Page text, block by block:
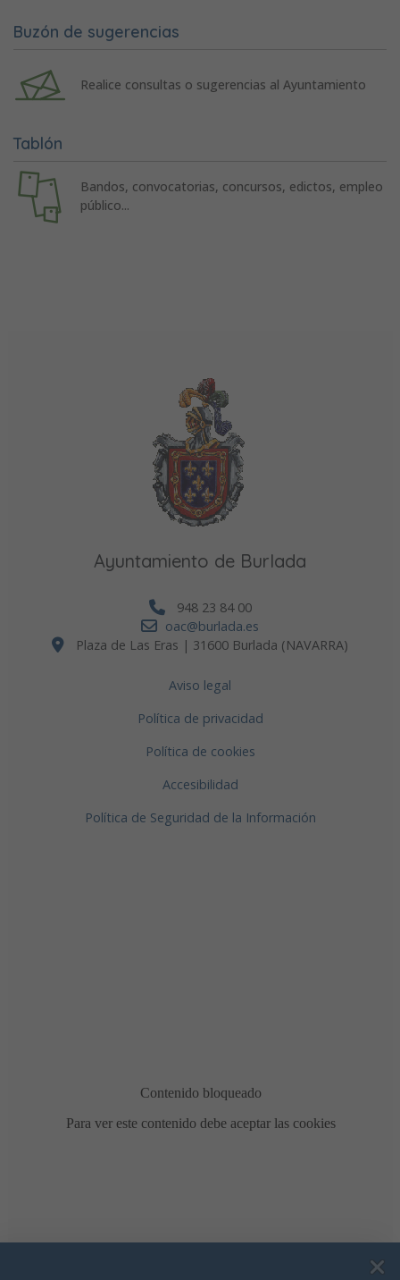
Buzón de sugerencias
Realice consultas o sugerencias al Ayuntamiento
Tablón
Bandos, convocatorias, concursos, edictos, empleo
público...
Ayuntamiento de Burlada
948 23 84 00
oac@burlada.es
Plaza de Las Eras | 31600 Burlada (NAVARRA)
Aviso legal
Política de privacidad
Política de cookies
Accesibilidad
Política de Seguridad de la Información